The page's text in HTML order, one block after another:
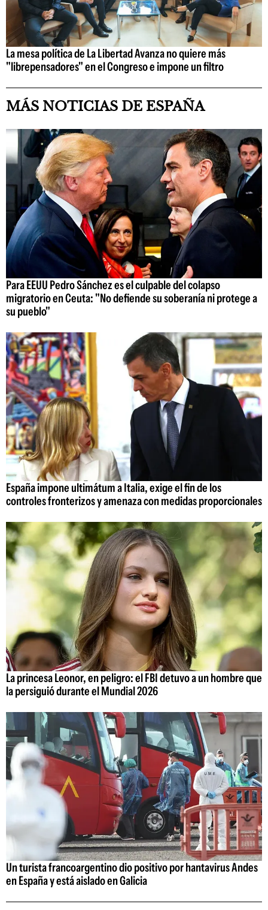
La mesa política de La Libertad Avanza no quiere más
"librepensadores" en el Congreso e impone un filtro
MÁS NOTICIAS DE ESPAÑA
Para EEUU Pedro Sánchez es el culpable del colapso
migratorio en Ceuta: "No defiende su soberanía ni protege a
su pueblo"
España impone ultimátum a Italia, exige el fin de los
controles fronterizos y amenaza con medidas proporcionales
La princesa Leonor, en peligro: el FBI detuvo a un hombre que
la persiguió durante el Mundial 2026
Un turista francoargentino dio positivo por hantavirus Andes
en España y está aislado en Galicia